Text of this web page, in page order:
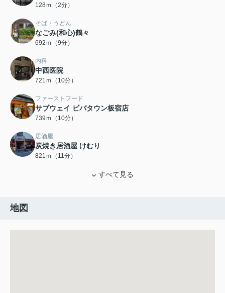
128ｍ（2分）
そば・うどん
なごみ(和心)鶴々
692ｍ（9分）
内科
中西医院
721ｍ（10分）
ファーストフード
サブウェイ ビバタウン板宿店
739ｍ（10分）
居酒屋
炭焼き居酒屋 けむり
821ｍ（11分）
すべて見る
地図